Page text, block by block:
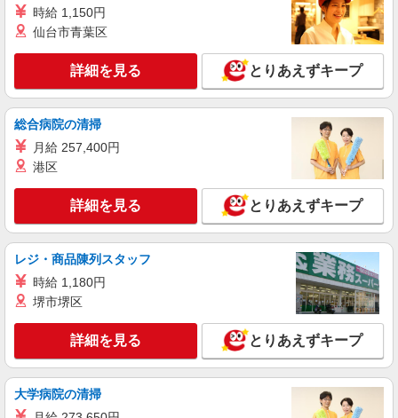
時給1300円〜1400円（経験・能力による） ※
残業代支給 ★交通費別途支給（規定あり） ゜
+゜・。○。・゜+゜・。○。・゜+゜ 入社祝い金10
万円支給(規定有) お友達を紹介頂くと, インセンテ
ィブ支給(規定有) ★月2回払い・週払い可能（規程
有）★ ゜・。○。・゜+゜・。○。・゜+゜
富山県富山市のsoftbankショップ
キープ 詳細を見る
派遣社員
株式会社シエロ
人気機種に詳しくなれる携帯販売【docomo】
時給1500円〜 ※残業代支給 ★交通費別途支給
（規定あり） ゜+゜・。○。・゜+゜・。○。・゜
+゜ 入社祝い金10万円支給(規定有) お友達を紹介
頂くと, インセンティブ支給(規定有) ★月2回払
い・週払い可能（規程有）★ ゜・。○。・゜
富山県富山市の家電量販店
キープ 詳細を見る
株式会社シエロ
【docomo】の携帯販売スタッフ
時給1400円〜 ※残業代支給 ★交通費別途支給
+゜ 入社祝い金10万円支給(規定有) お友達を紹介
時給 1,150円
仙台市青葉区
詳細を見る とりあえずキープ
総合病院の清掃
月給 257,400円
港区
詳細を見る とりあえずキープ
レジ・商品陳列スタッフ
時給 1,180円
堺市堺区
詳細を見る とりあえずキープ
大学病院の清掃